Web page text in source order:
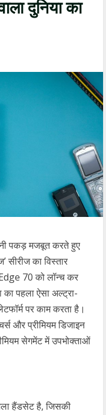
दुनिया का
पकड़ मजबूत करते हुए
सीरीज का विस्तार
70 को लॉन्च कर
का पहला ऐसा अल्ट्रा-
पर काम करता है।
और प्रीमियम डिजाइन
सेगमेंट में उपभोक्ताओं
हैंडसेट है, जिसकी